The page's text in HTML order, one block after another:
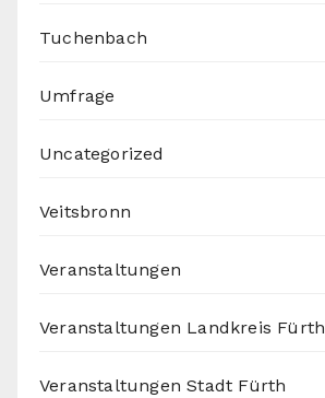
Tuchenbach
Umfrage
Uncategorized
Veitsbronn
Veranstaltungen
Veranstaltungen Landkreis Fürth
Veranstaltungen Stadt Fürth